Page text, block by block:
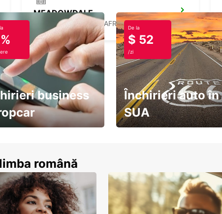
MEADOWDALE
BOKSBURG - SOUTH AFRICA
business
De la
$ 52
/zi
Închirieri auto în
SUA
română